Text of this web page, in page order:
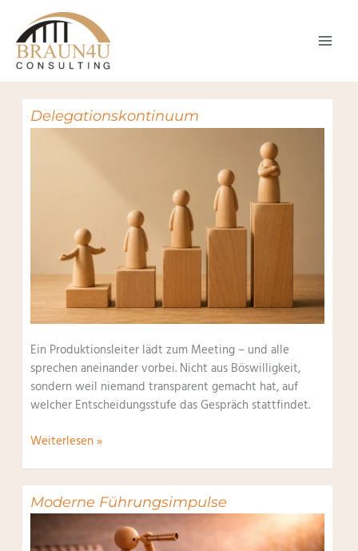
Inhalt
springen
Delegationskontinuum
Ein Produktionsleiter lädt zum Meeting – und alle
sprechen aneinander vorbei. Nicht aus Böswilligkeit,
sondern weil niemand transparent gemacht hat, auf
welcher Entscheidungsstufe das Gespräch stattfindet.
Delegationskontinuum
Weiterlesen »
Moderne Führungsimpulse